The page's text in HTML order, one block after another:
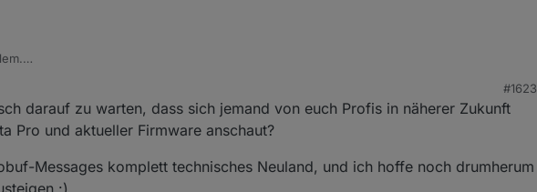
dem selbst auf die Spur zu kommen. #1623
darauf zu warten, dass sich jemand von euch Profis in näherer Zukunft
Pro und aktueller Firmware anschaut?
Messages komplett technisches Neuland, und ich hoffe noch drumherum
:)